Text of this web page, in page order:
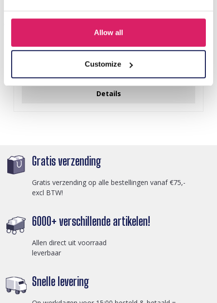
Allow all
Customize
Z-E2.3 LED Foam Sticks -Multi Color 47x3.5cm
Details
Gratis verzending
Gratis verzending op alle bestellingen vanaf €75,-
excl BTW!
6000+ verschillende artikelen!
Allen direct uit voorraad
leverbaar
Snelle levering